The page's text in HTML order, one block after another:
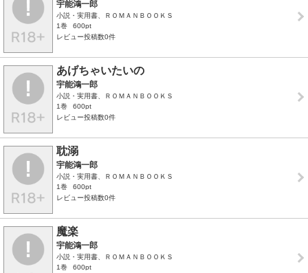
宇能鴻一郎
小説・実用書、ＲＯＭＡＮＢＯＯＫＳ
1巻
600pt
レビュー投稿数0件
あげちゃいたいの
宇能鴻一郎
小説・実用書、ＲＯＭＡＮＢＯＯＫＳ
1巻
600pt
レビュー投稿数0件
耽溺
宇能鴻一郎
小説・実用書、ＲＯＭＡＮＢＯＯＫＳ
1巻
600pt
レビュー投稿数0件
魔楽
宇能鴻一郎
小説・実用書、ＲＯＭＡＮＢＯＯＫＳ
1巻
600pt